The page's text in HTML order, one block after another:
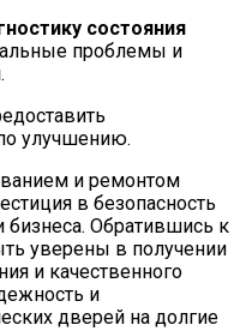
состояния
проблемы и
улучшению.
и ремонтом
в безопасность
Обратившись к
уверены в получении
и качественного
и
дверей на долгие